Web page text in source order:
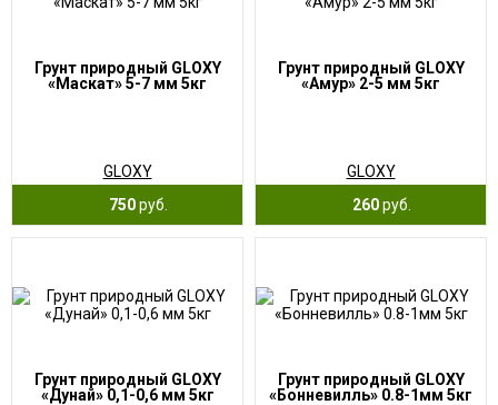
Грунт природный GLOXY
«Маскат» 5-7 мм 5кг
GLOXY
750руб.
Грунт природный GLOXY
«Амур» 2-5 мм 5кг
GLOXY
260руб.
Грунт природный GLOXY
«Дунай» 0,1-0,6 мм 5кг
Грунт природный GLOXY
«Бонневилль» 0.8-1мм 5кг